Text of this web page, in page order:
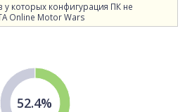
у которых конфигурация ПК не
Online Motor Wars
52.4%